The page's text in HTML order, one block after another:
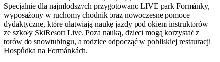
Specjalnie dla najmłodszych przygotowano LIVE park Formánky,
wyposażony w ruchomy chodnik oraz nowoczesne pomoce
dydaktyczne, które ułatwiają naukę jazdy pod okiem instruktorów
ze szkoły SkiResort Live. Poza nauką, dzieci mogą korzystać z
torów do snowtubingu, a rodzice odpocząć w pobliskiej restauracji
Hospůdka na Formánkách.